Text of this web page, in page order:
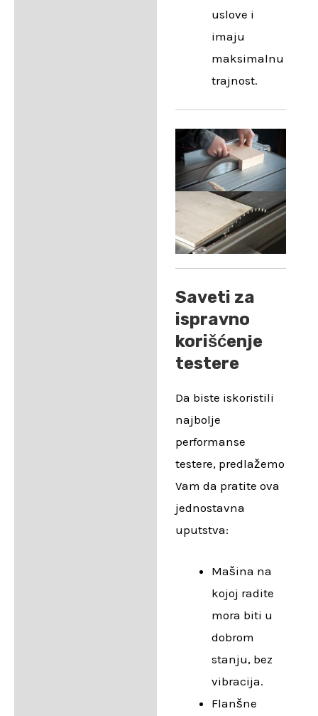
uslove i
imaju
maksimalnu
trajnost.
Saveti za
ispravno
korišćenje
testere
Da biste iskoristili
najbolje
performanse
testere, predlažemo
Vam da pratite ova
jednostavna
uputstva:
Mašina na
kojoj radite
mora biti u
dobrom
stanju, bez
vibracija.
Flanšne